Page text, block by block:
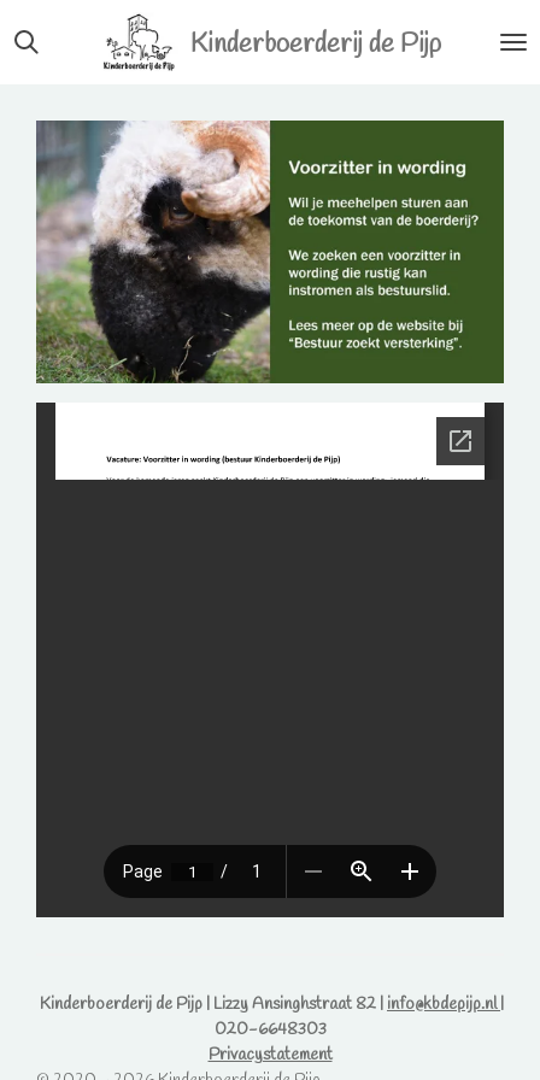
direct
hoofdinhoud
Kinderboerderij de Pijp
Kinderboerderij de Pijp | Lizzy Ansinghstraat 82 |info@kbdepijp.nl|
020-6648303
Privacystatement